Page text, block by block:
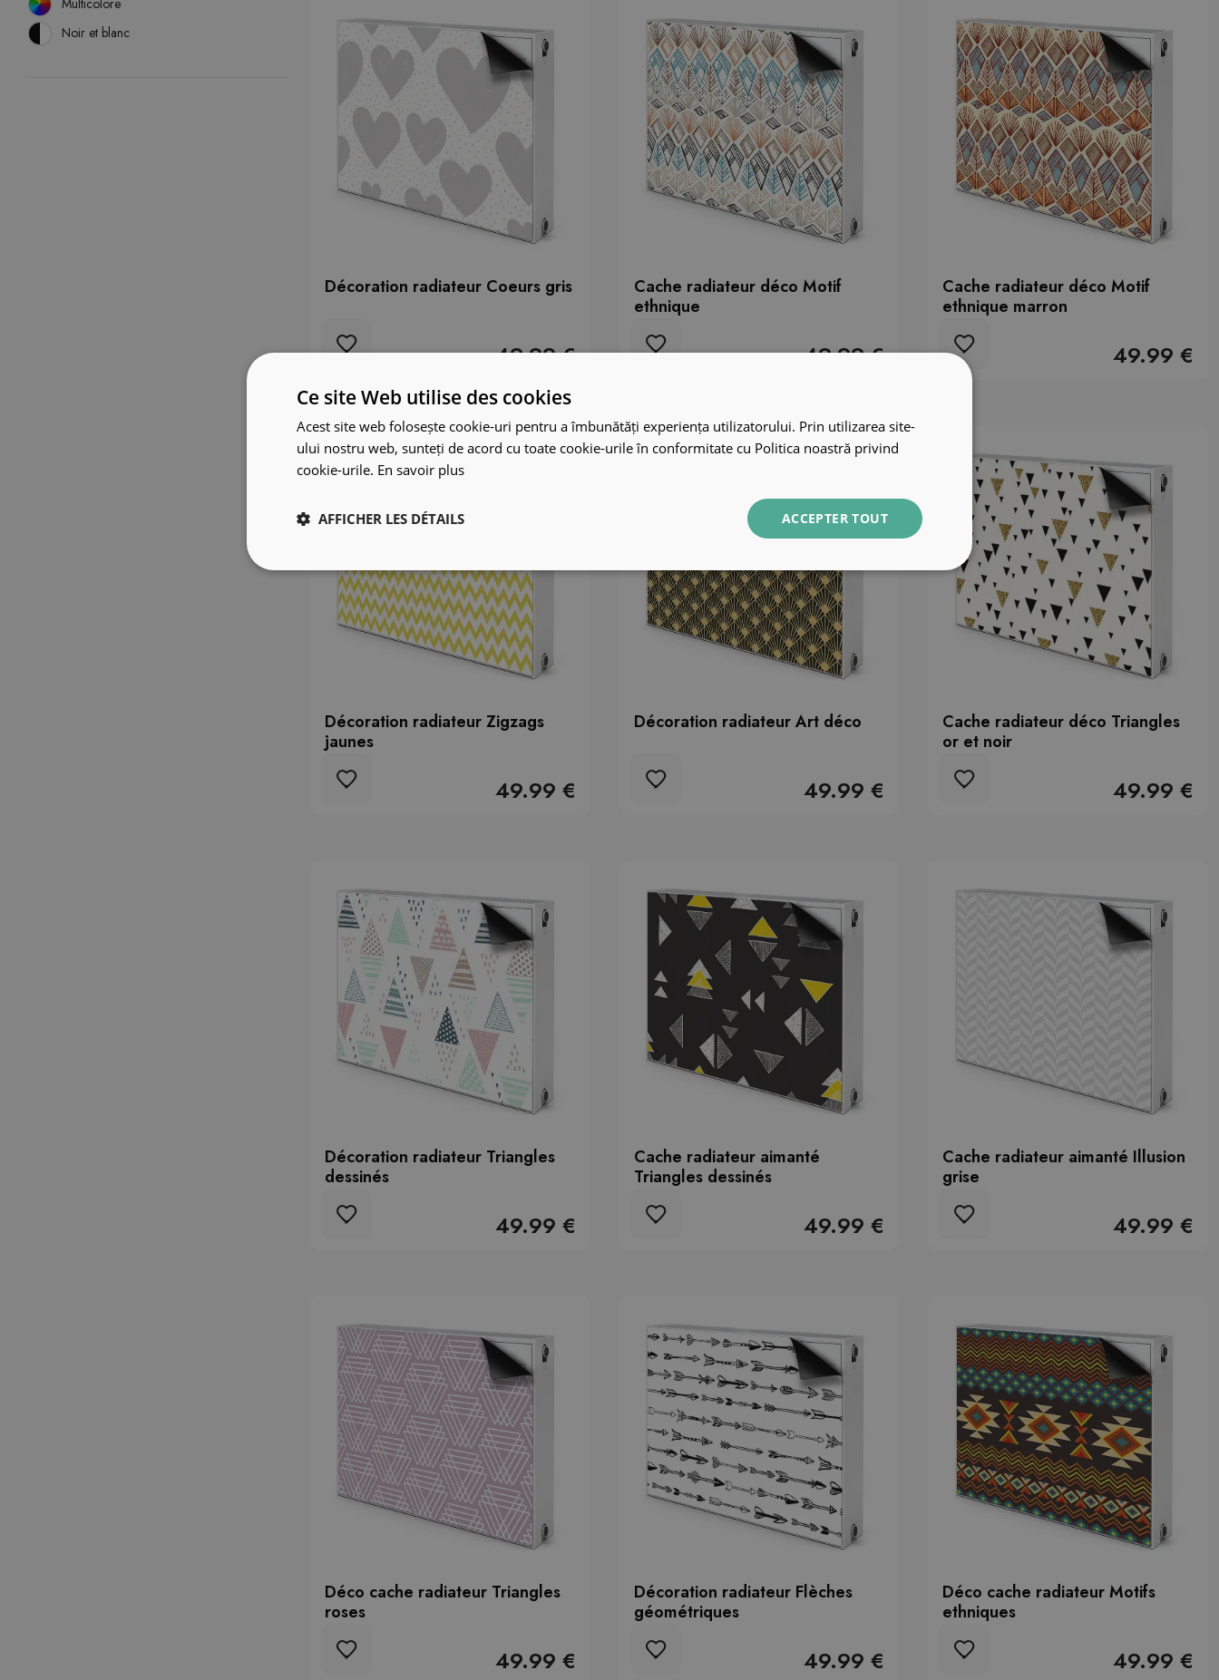
Multicolore
Noir et blanc
Décoration radiateur Coeurs gris
49.99 €
Cache radiateur déco Motif
ethnique
49.99 €
Cache radiateur déco Motif
ethnique marron
49.99 €
Décoration radiateur Zigzags
jaunes
49.99 €
Décoration radiateur Art déco
49.99 €
Cache radiateur déco Triangles
or et noir
49.99 €
Décoration radiateur Triangles
dessinés
49.99 €
Cache radiateur aimanté
Triangles dessinés
49.99 €
Cache radiateur aimanté Illusion
grise
49.99 €
Déco cache radiateur Triangles
roses
49.99 €
Décoration radiateur Flèches
géométriques
49.99 €
Déco cache radiateur Motifs
ethniques
49.99 €
Ce site Web utilise des cookies
Acest site web folosește cookie-uri pentru a îmbunătăți experiența utilizatorului. Prin utilizarea site-
ului nostru web, sunteți de acord cu toate cookie-urile în conformitate cu Politica noastră privind
cookie-urile. En savoir plus
ACCEPTER TOUT
AFFICHER LES DÉTAILS